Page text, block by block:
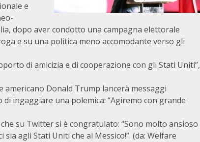
e
dopo aver condotto una campagna elettorale
e su una politica meno accomodante verso gli
di amicizia e di cooperazione con gli Stati Uniti”,
americano Donald Trump lancerà messaggi
ingaggiare una polemica: “Agiremo con grande
su Twitter si è congratulato: “Sono molto ansioso
agli Stati Uniti che al Messico!”. (da: Welfare